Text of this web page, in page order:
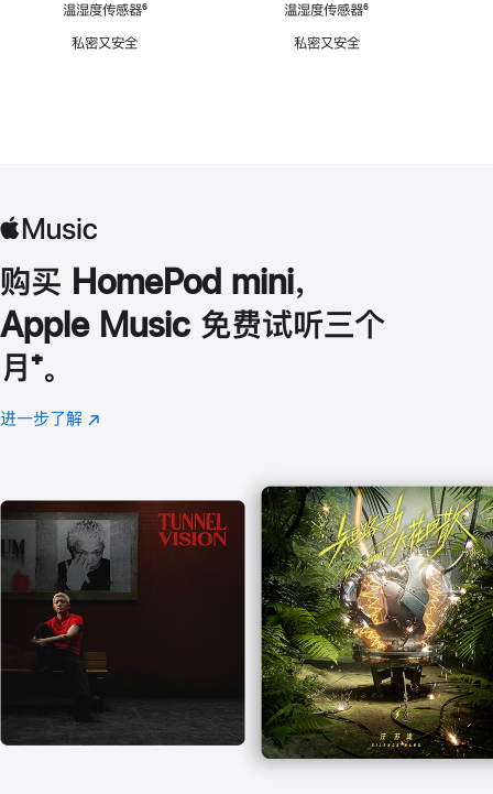
温湿度传感器脚
⁶
私密又安全
温湿度传感器脚
⁶
私密又安全
购买 HomePod mini，
Apple Music 免费试听三个
月 脚
注
⁺。
进一步了解 Apple
(在
口
中
打
开)